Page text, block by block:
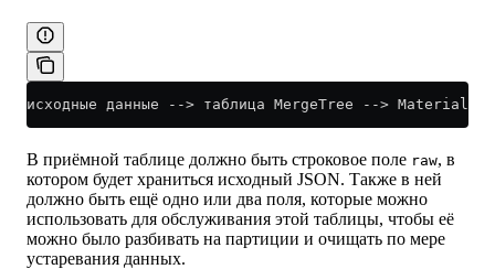
исходные данные --> таблица MergeTree -->
В приёмной таблице должно быть строковое поле raw, в
котором будет храниться исходный JSON. Также в ней
должно быть ещё одно или два поля, которые можно
использовать для обслуживания этой таблицы, чтобы её
можно было разбивать на партиции и очищать по мере
устаревания данных.